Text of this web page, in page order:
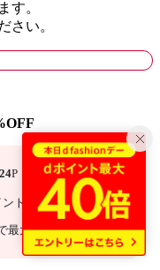
す。
さい。
24P
ト 倍 ：72P
最大 10 倍！詳細